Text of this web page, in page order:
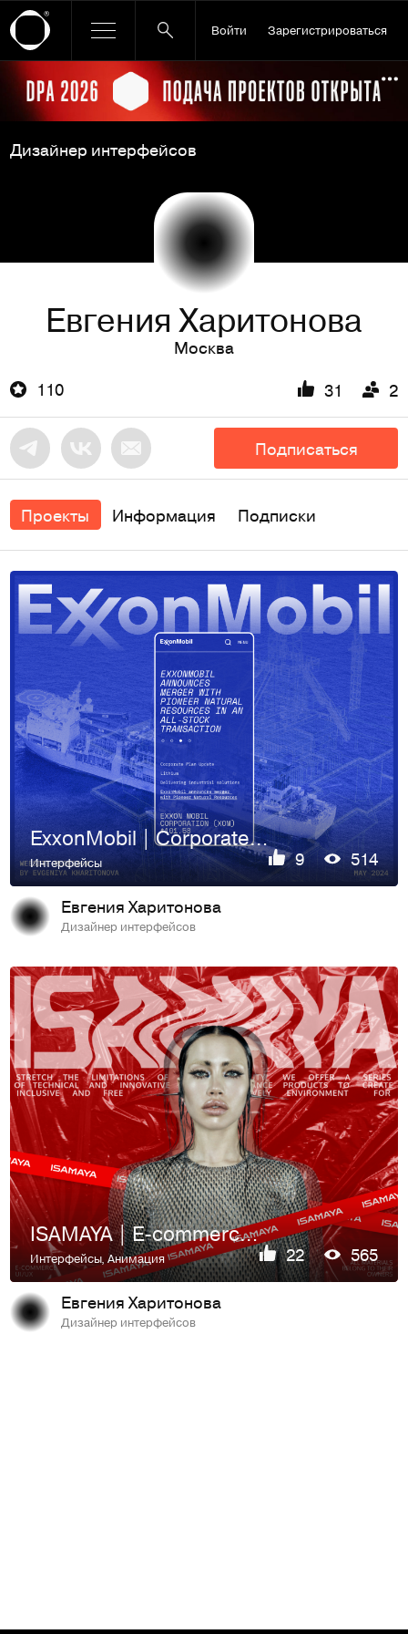
Войти Зарегистрироваться
Ссылка баннера
Дизайнер интерфейсов
Евгения Харитонова
Москва
110
31 2
Подписаться
Проекты Информация Подписки
ExxonMobil | Corporate website redesign
Интерфейсы 9 514
Евгения Харитонова
Дизайнер интерфейсов
ISAMAYA | E-commerce Redesign
Интерфейсы,Анимация 22 565
Евгения Харитонова
Дизайнер интерфейсов